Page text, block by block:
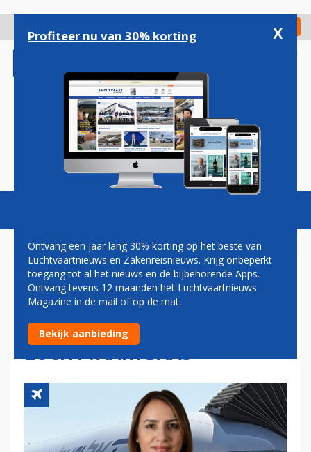
gaan
Check in
Magazine Podcasts Vacatures
VIER BENOEMINGEN IN EEN
WEEK: STEEDS MEER
VROUWEN ALS
LUCHTVAARTBAAS
Profiteer nu van 30% korting x
Ontvang een jaar lang 30% korting op het beste van
Luchtvaartnieuws en Zakenreisnieuws. Krijg onbeperkt
toegang tot al het nieuws en de bijbehorende Apps.
Ontvang tevens 12 maanden het Luchtvaartnieuws
Magazine in de mail of op de mat.
Bekijk aanbieding